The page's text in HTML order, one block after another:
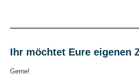
Ihr möchtet Eure eigenen
Gerne!